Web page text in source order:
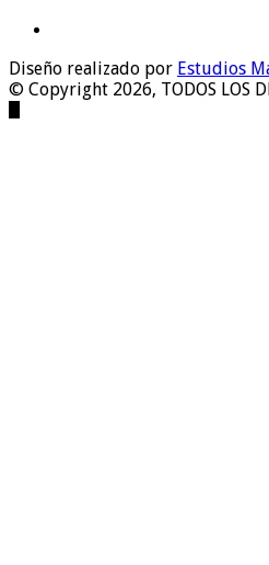
Diseño realizado por Estudios
© Copyright 2026, TODOS LOS